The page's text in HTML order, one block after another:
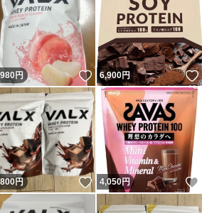
ね！
円 いいね！
6,900円
ね！
円 いいね！
4,050円